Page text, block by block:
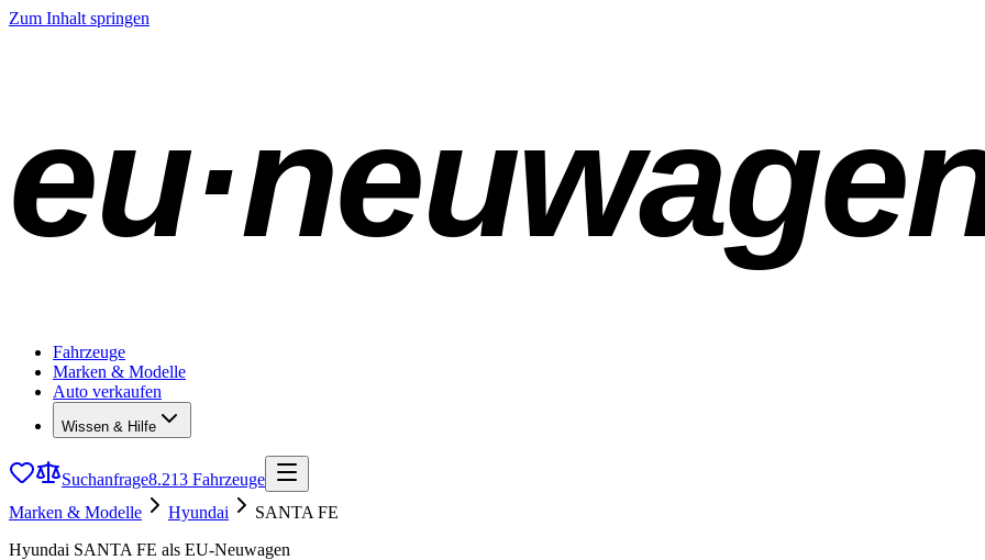
Zum Inhalt springen
Fahrzeuge
Marken & Modelle
Auto verkaufen
Wissen & Hilfe
Suchanfrage8.213 Fahrzeuge
Marken & Modelle
Hyundai
SANTA FE
Hyundai SANTA FE als EU-Neuwagen